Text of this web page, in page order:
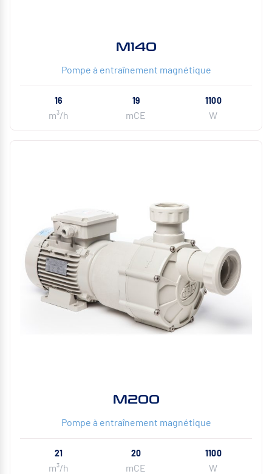
M140
Pompe à entraînement magnétique
16
m³/h
19
mCE
1100
W
M200
Pompe à entraînement magnétique
21
m³/h
20
mCE
1100
W